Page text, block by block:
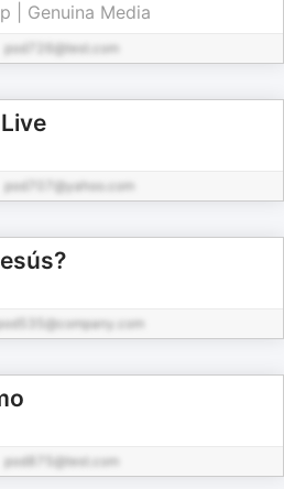
| Genuina Media
pod726@test.com
pod707@yahoo.com
pod875@test.com